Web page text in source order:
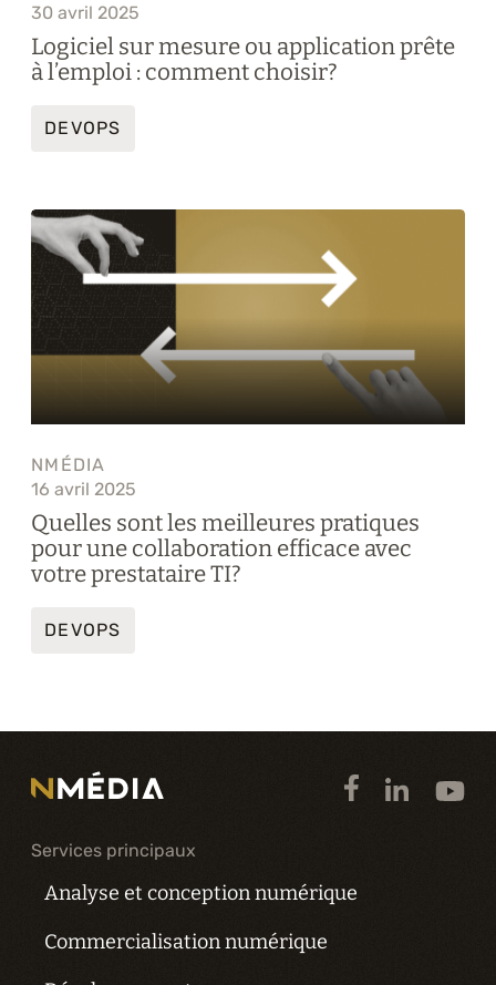
30 avril 2025
Logiciel sur mesure ou application prête
à l’emploi : comment choisir?
DEVOPS
NMÉDIA
16 avril 2025
Quelles sont les meilleures pratiques
pour une collaboration efficace avec
votre prestataire TI?
DEVOPS
Services principaux
Analyse et conception numérique
Commercialisation numérique